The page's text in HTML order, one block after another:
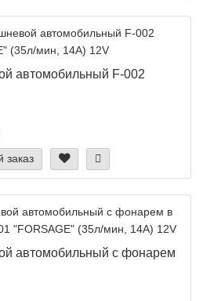
автомобильный F-002
заказ
автомобильный с фонарем